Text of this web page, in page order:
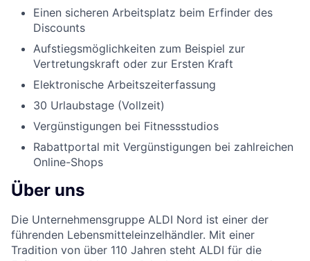
Einen sicheren Arbeitsplatz beim Erfinder des
Discounts
Aufstiegsmöglichkeiten zum Beispiel zur
Vertretungskraft oder zur Ersten Kraft
Elektronische Arbeitszeiterfassung
30 Urlaubstage (Vollzeit)
Vergünstigungen bei Fitnessstudios
Rabattportal mit Vergünstigungen bei zahlreichen
Online-Shops
Über uns
Die Unternehmensgruppe ALDI Nord ist einer der
führenden Lebensmitteleinzelhändler. Mit einer
Tradition von über 110 Jahren steht ALDI für die